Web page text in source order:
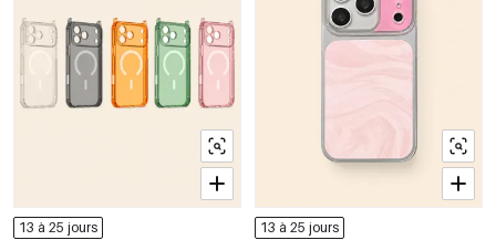
13 à 25 jours 13 à 25 jours